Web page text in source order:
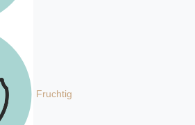
Fruchtig